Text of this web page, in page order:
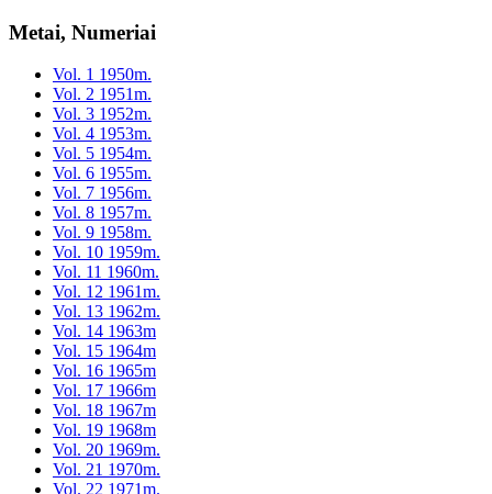
Metai, Numeriai
Vol. 1 1950m.
Vol. 2 1951m.
Vol. 3 1952m.
Vol. 4 1953m.
Vol. 5 1954m.
Vol. 6 1955m.
Vol. 7 1956m.
Vol. 8 1957m.
Vol. 9 1958m.
Vol. 10 1959m.
Vol. 11 1960m.
Vol. 12 1961m.
Vol. 13 1962m.
Vol. 14 1963m
Vol. 15 1964m
Vol. 16 1965m
Vol. 17 1966m
Vol. 18 1967m
Vol. 19 1968m
Vol. 20 1969m.
Vol. 21 1970m.
Vol. 22 1971m.